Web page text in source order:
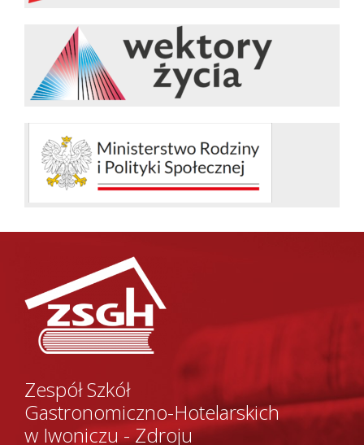
Zespół Szkół
Gastronomiczno-Hotelarskich
w Iwoniczu - Zdroju